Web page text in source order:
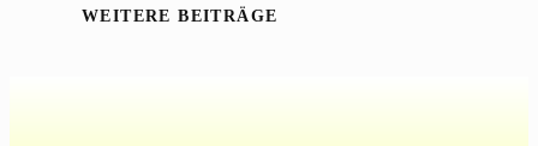
WEITERE BEITRÄGE